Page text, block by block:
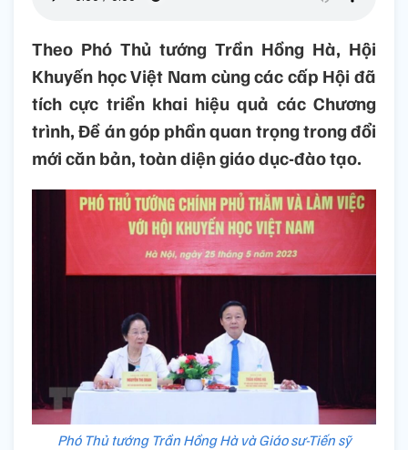
Theo Phó Thủ tướng Trần Hồng Hà, Hội
Khuyến học Việt Nam cùng các cấp Hội đã
tích cực triển khai hiệu quả các Chương
trình, Đề án góp phần quan trọng trong đổi
mới căn bản, toàn diện giáo dục-đào tạo.
Phó Thủ tướng Trần Hồng Hà và Giáo sư-Tiến sỹ